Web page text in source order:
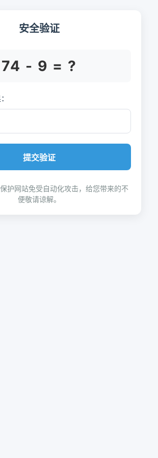
安全验证
74 - 9 = ?
提交验证
护网站免受自动化攻击，给您带来的不
便敬请谅解。